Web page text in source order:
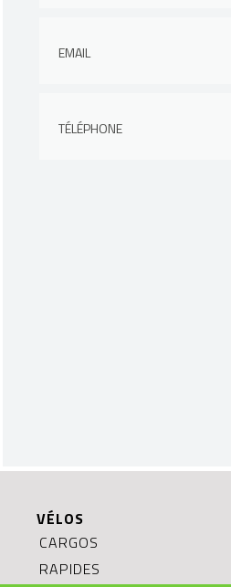
VÉLOS
CARGOS
RAPIDES